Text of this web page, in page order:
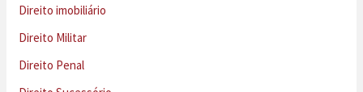
Direito imobiliário
Direito Militar
Direito Penal